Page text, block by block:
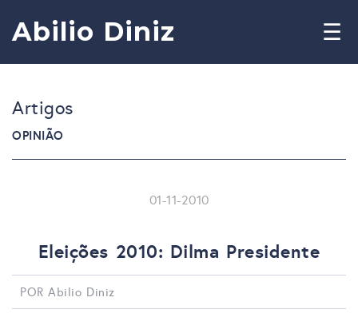
Abilio Diniz ☰
Artigos
OPINIÃO
01-11-2010
Eleições 2010: Dilma Presidente
POR Abilio Diniz